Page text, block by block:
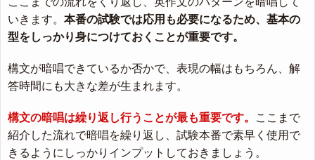
いきます。 本番の試験では応用も必要になるため、基本の
型をしっかり身につけておくことが重要です。
構文が暗唱できているか否かで、表現の幅はもちろん、解
答時間にも大きな差が生まれます。
構文の暗唱は繰り返し行うことが最も重要です。
ここまで
紹介した流れで暗唱を繰り返し、試験本番で素早く使用で
きるようにしっかりインプットしておきましょう。